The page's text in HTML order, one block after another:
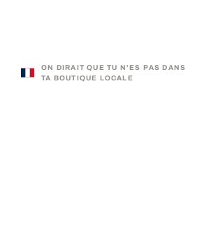
ON DIRAIT QUE TU N'ES PAS DANS
TA BOUTIQUE LOCALE